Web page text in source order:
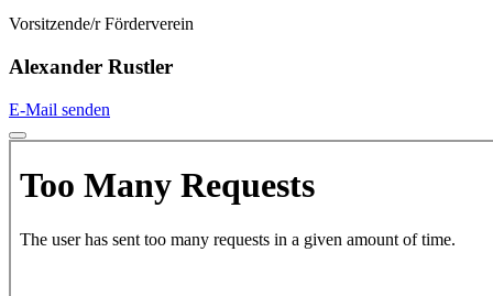
Vorsitzende/r Förderverein
Alexander Rustler
E-Mail senden